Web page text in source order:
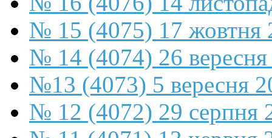
№ 15 (4075) 17 жовтня
№ 14 (4074) 26
№13 (4073) 5 вересня
№ 12 (4072) 29 серпня